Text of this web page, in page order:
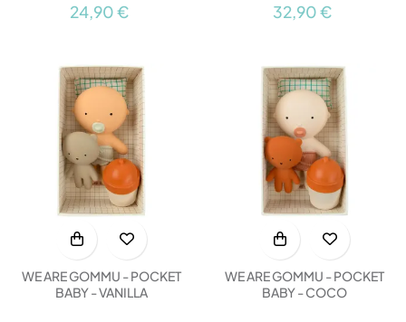
24,90 € 32,90 €
WE ARE GOMMU - POCKET
BABY - VANILLA
WE ARE GOMMU - POCKET
BABY - COCO